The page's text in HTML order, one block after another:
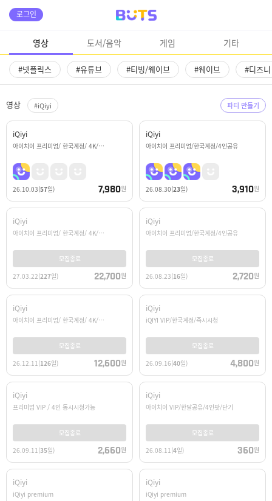
로그인
영상 도서/음악 게임 기타
#넷플릭스 #유튜브 #티빙/웨이브 #웨이브 #디즈니
영상 #iQiyi 파티 만들기
iQiyi
아이치이 프리미엄/ 한국계정/ 4K/…
26.10.03(57일) 7,980원
iQiyi
아이치이 프리미엄/한국계정/4인공유
26.08.30(23일) 3,910원
iQiyi
아이치이 프리미엄/ 한국계정/ 4K/…
모집종료
27.03.22(227일) 22,700원
iQiyi
아이치이 프리미엄/한국계정/4인공유
모집종료
26.08.23(16일) 2,720원
iQiyi
아이치이 프리미엄/ 한국계정/ 4K/…
모집종료
26.12.11(126일) 12,600원
iQiyi
iQIYI VIP/한국계정/즉시시청
모집종료
26.09.16(40일) 4,800원
iQiyi
프리미엄 VIP / 4인 동시시청가능
모집종료
26.09.11(35일) 2,660원
iQiyi
아이치이 VIP/한달공유/4인팟/단기
모집종료
26.08.11(4일) 360원
iQiyi
iQiyi premium
iQiyi
iQiyi premium